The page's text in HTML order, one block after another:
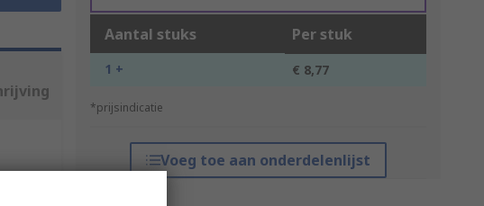
Aantal stuks Per stuk
1 + € 8,77
*prijsindicatie
Voeg toe aan onderdelenlijst